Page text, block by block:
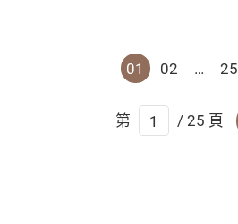
01 02 … 25
第 / 25 頁